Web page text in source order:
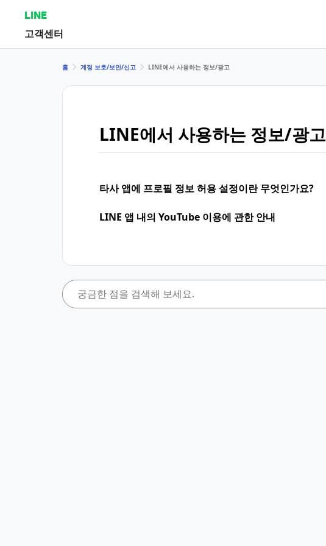
LINE
고객센터
홈 계정 보호/보안/신고 LINE에서 사용하는 정보/광고
LINE에서 사용하는 정보/광고
타사 앱에 프로필 정보 허용 설정이란 무엇인가요?
LINE 앱 내의 YouTube 이용에 관한 안내